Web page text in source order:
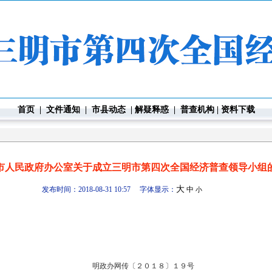
首页|文件通知|市县动态|解疑释惑|普查机构|资料下载
人民政府办公室关于成立三明市第四次全国经济普查领导小组
发布时间：2018-08-31 10:57 字体显示： 大 中 小
明政办网传〔２０１８〕１９号